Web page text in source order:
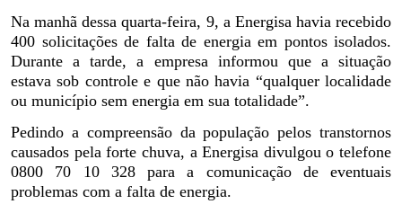
Na manhã dessa quarta-feira, 9, a Energisa havia recebido
400 solicitações de falta de energia em pontos isolados.
Durante a tarde, a empresa informou que a situação
estava sob controle e que não havia “qualquer localidade
ou município sem energia em sua totalidade”.
Pedindo a compreensão da população pelos transtornos
causados pela forte chuva, a Energisa divulgou o telefone
0800 70 10 328 para a comunicação de eventuais
problemas com a falta de energia.